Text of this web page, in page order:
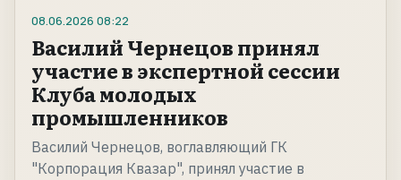
08.06.2026 08:22
Василий Чернецов принял
участие в экспертной сессии
Клуба молодых
промышленников
Василий Чернецов, воглавляющий ГК
"Корпорация Квазар", принял участие в